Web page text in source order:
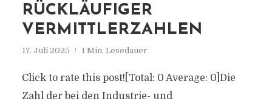
RÜCKLÄUFIGER
VERMITTLERZAHLEN
17. Juli 2025 1 Min. Lesedauer
Click to rate this post![Total: 0 Average: 0]Die
Zahl der bei den Industrie- und